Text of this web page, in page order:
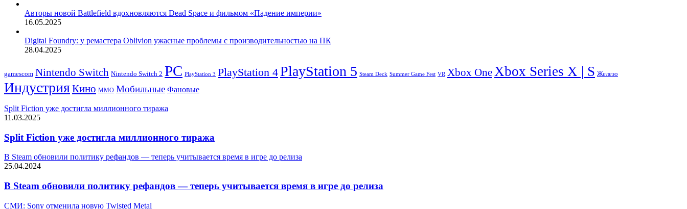
Авторы новой Battlefield вдохновляются Dead Space и фильмом «Падение империи»
16.05.2025
Digital Foundry: у ремастера Oblivion ужасные проблемы с производительностью на ПК
28.04.2025
gamescom Nintendo Switch Nintendo Switch 2 PC PlayStation 3 PlayStation 4PlayStation 5 Steam Deck Summer Game Fest VR Xbox OneXbox Series X | S Железо
ИндустрияКино ММО Мобильные Фановые
Split Fiction уже достигла миллионного тиража
11.03.2025
Split Fiction уже достигла миллионного тиража
В Steam обновили политику рефандов — теперь учитывается время в игре до релиза
25.04.2024
В Steam обновили политику рефандов — теперь учитывается время в игре до релиза
СМИ: Sony отменила новую Twisted Metal